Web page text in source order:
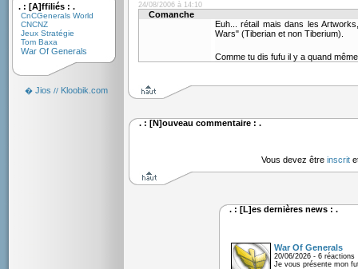
. : [A]ffiliés : .
CnCGenerals World
CNCNZ
Jeux Stratégie
Tom Baxa
War Of Generals
� Jios // Kloobik.com
24/08/2006 à 14:10
Comanche
Euh... rétail mais dans les
Wars" (Tiberian et non Tiberium).
Comme tu dis fufu il y a quand
. : [N]ouveau commentaire : .
Vous devez être inscrit
. : [L]es dernières news : .
War Of Generals
20/06/2026 - 6 réactions
Je vous présente mon